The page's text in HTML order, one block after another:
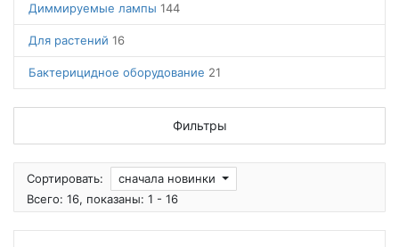
Диммируемые лампы 144
Для растений 16
Бактерицидное оборудование 21
Фильтры
Сортировать:
сначала новинки
Всего: 16, показаны: 1 - 16